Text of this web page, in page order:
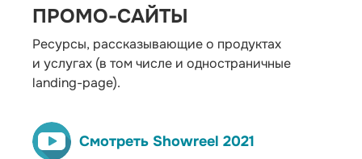
ПРОМО-САЙТЫ
Ресурсы, рассказывающие о продуктах
и услугах (в том числе и одностраничные
landing-page).
Смотреть Showreel 2021